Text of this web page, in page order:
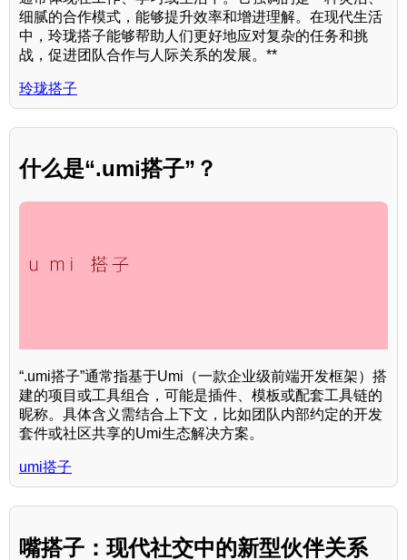
细腻的合作模式，能够提升效率和增进理解。在现代生活
中，玲珑搭子能够帮助人们更好地应对复杂的任务和挑
战，促进团队合作与人际关系的发展。**
玲珑搭子
什么是“.umi搭子”？
“.umi搭子”通常指基于Umi（一款企业级前端开发框架）搭
建的项目或工具组合，可能是插件、模板或配套工具链的
昵称。具体含义需结合上下文，比如团队内部约定的开发
套件或社区共享的Umi生态解决方案。
umi搭子
嘴搭子：现代社交中的新型伙伴关系